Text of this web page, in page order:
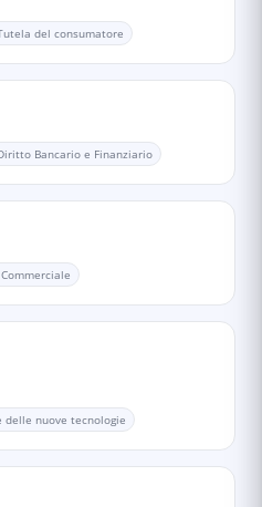
del consumatore
Bancario e Finanziario
nuove tecnologie